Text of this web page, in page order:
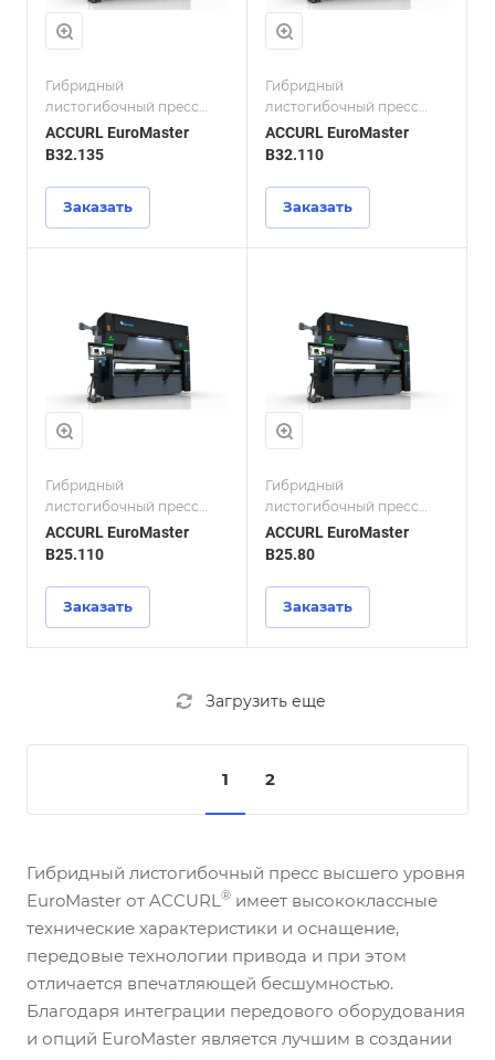
Гибридный
листогибочный пресс
ACCURL EuroMaster
ACCURL EuroMaster
B32.135
Заказать
Гибридный
листогибочный пресс
ACCURL EuroMaster
ACCURL EuroMaster
B32.110
Заказать
Гибридный
листогибочный пресс
ACCURL EuroMaster
ACCURL EuroMaster
B25.110
Заказать
Гибридный
листогибочный пресс
ACCURL EuroMaster
ACCURL EuroMaster
B25.80
Заказать
Загрузить еще
1 2
Гибридный листогибочный пресс высшего уровня
EuroMaster от ACCURL® имеет высококлассные
технические характеристики и оснащение,
передовые технологии привода и при этом
отличается впечатляющей бесшумностью.
Благодаря интеграции передового оборудования
и опций EuroMaster является лучшим в создании